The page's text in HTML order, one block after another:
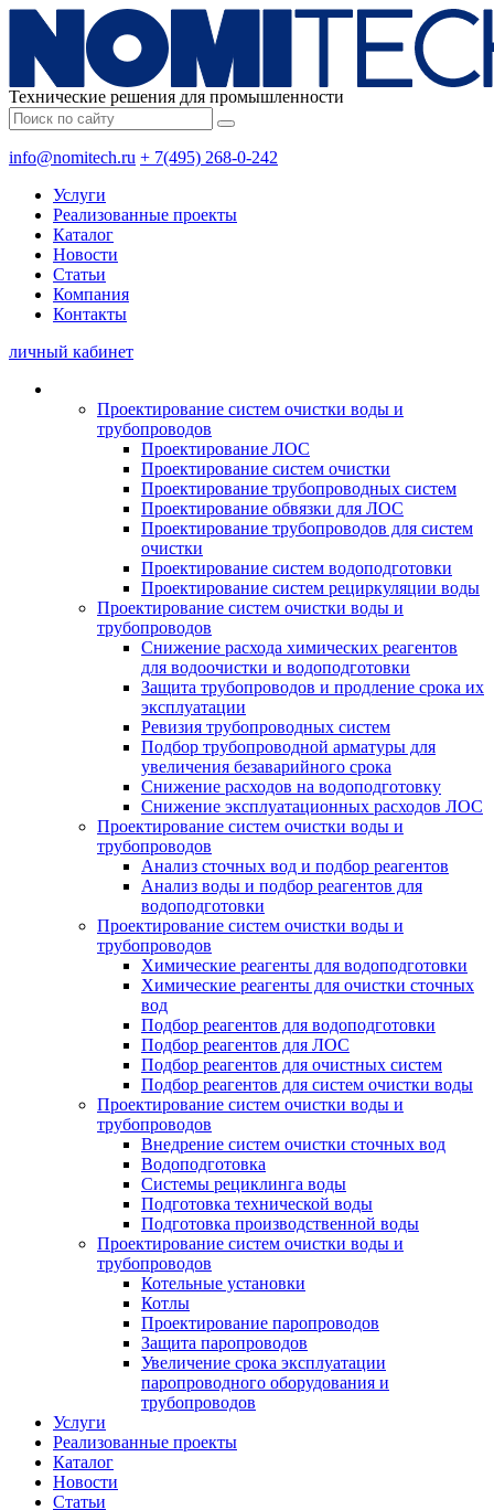
Технические решения для промышленности
info@nomitech.ru + 7(495) 268-0-242
Услуги
Реализованные проекты
Каталог
Новости
Статьи
Компания
Контакты
личный кабинет
Проектирование систем очистки воды и
трубопроводов
Проектирование ЛОС
Проектирование систем очистки
Проектирование трубопроводных систем
Проектирование обвязки для ЛОС
Проектирование трубопроводов для систем
очистки
Проектирование систем водоподготовки
Проектирование систем рециркуляции воды
Проектирование систем очистки воды и
трубопроводов
Снижение расхода химических реагентов
для водоочистки и водоподготовки
Защита трубопроводов и продление срока их
эксплуатации
Ревизия трубопроводных систем
Подбор трубопроводной арматуры для
увеличения безаварийного срока
Снижение расходов на водоподготовку
Снижение эксплуатационных расходов ЛОС
Проектирование систем очистки воды и
трубопроводов
Анализ сточных вод и подбор реагентов
Анализ воды и подбор реагентов для
водоподготовки
Проектирование систем очистки воды и
трубопроводов
Химические реагенты для водоподготовки
Химические реагенты для очистки сточных
вод
Подбор реагентов для водоподготовки
Подбор реагентов для ЛОС
Подбор реагентов для очистных систем
Подбор реагентов для систем очистки воды
Проектирование систем очистки воды и
трубопроводов
Внедрение систем очистки сточных вод
Водоподготовка
Системы рециклинга воды
Подготовка технической воды
Подготовка производственной воды
Проектирование систем очистки воды и
трубопроводов
Котельные установки
Котлы
Проектирование паропроводов
Защита паропроводов
Увеличение срока эксплуатации
паропроводного оборудования и
трубопроводов
Услуги
Реализованные проекты
Каталог
Новости
Статьи